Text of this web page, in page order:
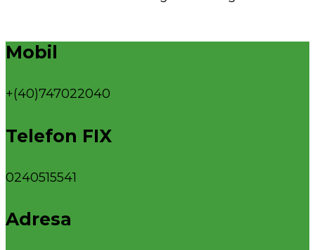
Mobil
+(40)747022040
Telefon FIX
0240515541
Adresa